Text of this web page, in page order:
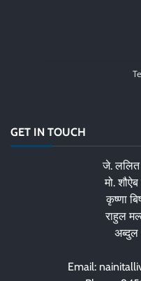
GET IN TOUCH
जे. ललित
मो.
कृष्णा
राहुल
अब्दुल
Email: